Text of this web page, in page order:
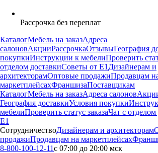
Рассрочка без переплат
КаталогМебель на заказАдреса
салоновАкцииРассрочкаОтзывыГеография
покупкиИнструкции к мебелиПроверить
отделом доставкиСоветы от Е1 Дизайнерам и
архитекторамОптовые продажиПродавцам
маркетплейсахФраншизаПоставщикам
КаталогМебель на заказАдреса салонов
География доставкиУсловия покупки
мебелиПроверить статус заказаЧат с отделом
Е1
СотрудничествоДизайнерам и архитекторам
продажиПродавцам на маркетплейсах
8-800-100-12-11с 07:00 до 20:00 мск